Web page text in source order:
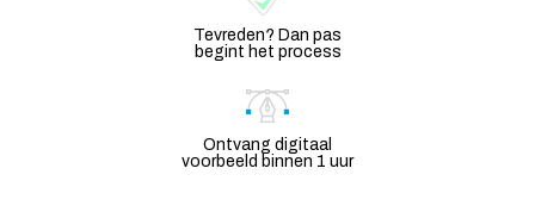
Tevreden? Dan pas
begint het process
Ontvang digitaal
voorbeeld binnen 1 uur